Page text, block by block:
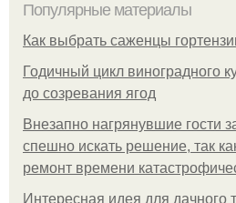
Популярные материалы
Как выбрать саженцы
Годичный цикл виноградного
до созревания ягод
Внезапно нагрянувшие гости
спешно искать решение, так
ремонт времени
Интересная идея для дачного